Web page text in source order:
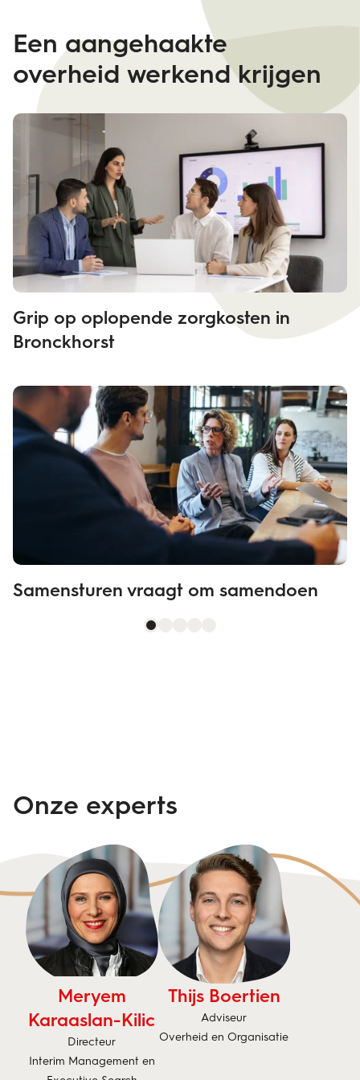
te handelen.
Een aangehaakte
overheid werkend krijgen
Grip op oplopende zorgkosten in
Bronckhorst
Samensturen vraagt om samendoen
Onze experts
Meryem
Karaaslan-Kilic
Directeur
Interim Management en
Thijs Boertien
Adviseur
Overheid en Organisatie